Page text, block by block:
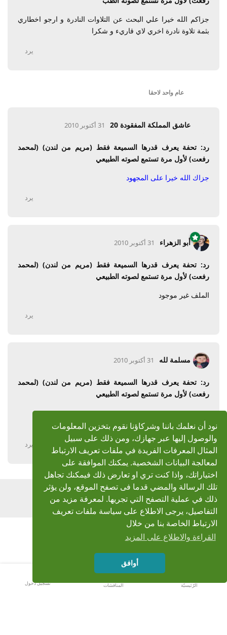
نود أن نعلمك باننا وشركاؤنا نقوم بتخزين المعلومات
والوصول إليها عبر جهازك، ومن ذلك على سبيل
المثال المعرفات الفريدة في ملفات تعريف الارتباط
لمعالجة البيانات الشخصية. يمكنك الموافقة على
اختياراتك، واذا كنت تري او تعارض ذلك فيمكنك تجاهل
تلك الرسالة والمضي قدما فى تصفح الموقع، ولن يؤثر
ذلك في عملية التصفح التي تجريها. لمعرفة مزيد من
التفاصيل، يرجى الاطلاع على سياسة ملفات تعريف
الارتباط الخاصة بنا من خلال
القراءة والاطلاع على المزيد
أوافق
جزاكم الله خيرا علي البحث عن التلاوات النادرة و ارجو اخطاري
بثمة تلاوة نادرة اخري لاي قاريء و شكرا
يرد
عام واحد لاحقا
عاشق المملكة المفقودة 20 31 أكتوبر 2010
رد: تحفة يعرف قدرها السميعة فقط (مريم من لندن) (لمحمد
رفعت) لأول مرة تستمع لصوته الطبيعي
جزاك الله خيرا على المجهود
يرد
أبو الزهراء 31 أكتوبر 2010
رد: تحفة يعرف قدرها السميعة فقط (مريم من لندن) (لمحمد
رفعت) لأول مرة تستمع لصوته الطبيعي
الملف غير موجود
يرد
مسلمة لله 31 أكتوبر 2010
رد: تحفة يعرف قدرها السميعة فقط (مريم من لندن) (لمحمد
رفعت) لأول مرة تستمع لصوته الطبيعي
وتعديل الرابط .
يرد
اضف رد
الرّئيسيّة المناقشات تسجيل دخول